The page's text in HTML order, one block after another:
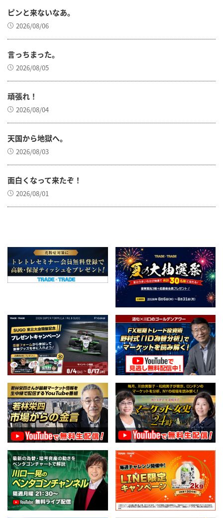
ピンと来ないなあ。
2026/08/06
言っちまった。
2026/08/05
頑張れ！
2026/08/04
天国から地獄へ。
2026/08/03
面白くなって来たぞ！
2026/08/01